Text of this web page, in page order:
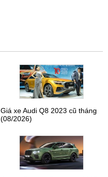
Giá xe Audi Q8 2023 cũ tháng
(08/2026)